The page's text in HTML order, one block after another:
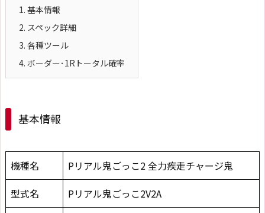
1. 基本情報
2. スペック詳細
3. 各種ツール
4. ボーダー･1Rトータル確率
基本情報
機種名
Pリアル鬼ごっこ2 全力疾走チャージ鬼
型式名
Pリアル鬼ごっこ2V2A